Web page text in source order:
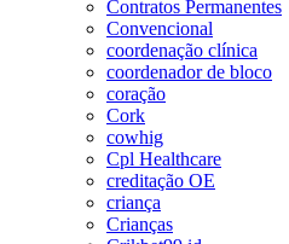
Contratos Permanentes
Convencional
coordenação clínica
coordenador de bloco
coração
Cork
cowhig
Cpl Healthcare
creditação OE
criança
Crianças